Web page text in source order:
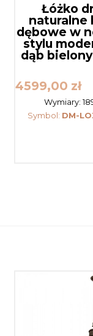
Łóżko
naturalne
dębowe w
stylu
dąb
4599,00 zł
Wymiary:
Symbol: DM-